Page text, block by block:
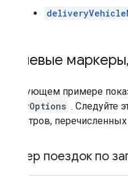
Стилевые маркеры,
В следующем примере
MarkerOptions . Следуйте
параметров,
Пример поездок по